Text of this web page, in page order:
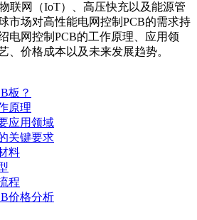
联网（IoT）、高压快充以及能源管
市场对高性能电网控制PCB的需求持
电网控制PCB的工作原理、应用领
、价格成本以及未来发展趋势。
板？
原理
应用领域
关键要求
料
程
价格分析